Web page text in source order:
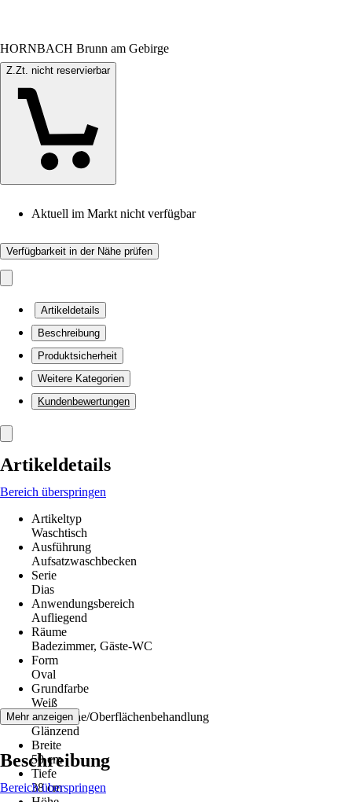
HORNBACH Brunn am Gebirge
Z.Zt. nicht reservierbar
Aktuell im Markt nicht verfügbar
Verfügbarkeit in der Nähe prüfen
Artikeldetails
Beschreibung
Produktsicherheit
Weitere Kategorien
Kundenbewertungen
Artikeldetails
Bereich überspringen
Artikeltyp
Waschtisch
Ausführung
Aufsatzwaschbecken
Serie
Dias
Anwendungsbereich
Aufliegend
Räume
Badezimmer, Gäste-WC
Form
Oval
Grundfarbe
Weiß
Oberfläche/Oberflächenbehandlung
Glänzend
Breite
50 cm
Tiefe
38 cm
Mehr anzeigen
Beschreibung
Bereich überspringen